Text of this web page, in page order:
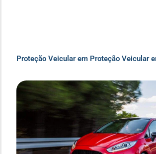
Proteção Veicular em Proteção Veicular